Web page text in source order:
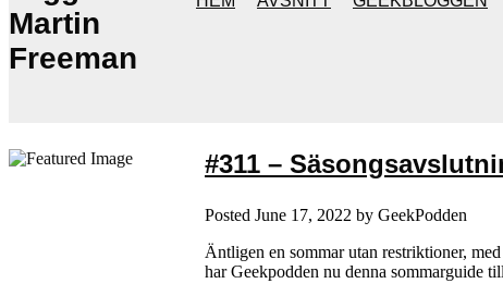
Martin
Freeman
#311 –
Posted June 17, 2022 by GeekPodden
Äntligen en sommar utan restriktioner,
har Geekpodden nu denna sommarguide